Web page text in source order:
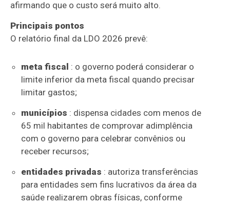
afirmando que o custo será muito alto.
Principais pontos
O relatório final da LDO 2026 prevê:
meta fiscal : o governo poderá considerar o
limite inferior da meta fiscal quando precisar
limitar gastos;
municípios : dispensa cidades com menos de
65 mil habitantes de comprovar adimplência
com o governo para celebrar convênios ou
receber recursos;
entidades privadas : autoriza transferências
para entidades sem fins lucrativos da área da
saúde realizarem obras físicas, conforme